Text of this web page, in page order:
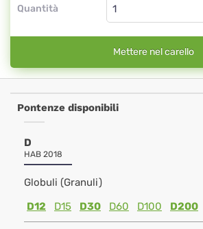
Quantità
Mettere nel carello
Pontenze disponibili
D
HAB 2018
Globuli (Granuli)
D12
D15 D30 D60 D100 D200